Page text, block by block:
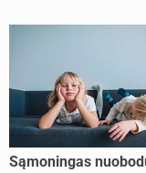
Sąmoningas